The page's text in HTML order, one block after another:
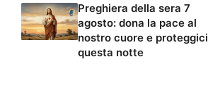
Preghiera della sera 7
agosto: dona la pace al
nostro cuore e proteggici
questa notte